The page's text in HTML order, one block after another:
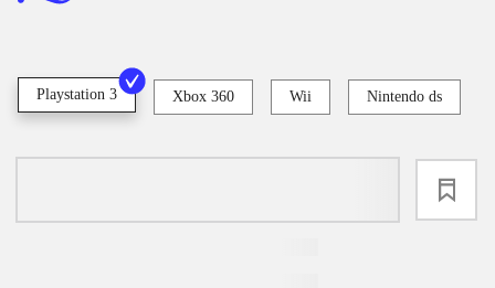
Playstation 3 Xbox 360 Wii Nintendo ds